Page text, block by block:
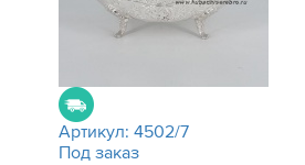
Артикул: 4502/7
Под заказ